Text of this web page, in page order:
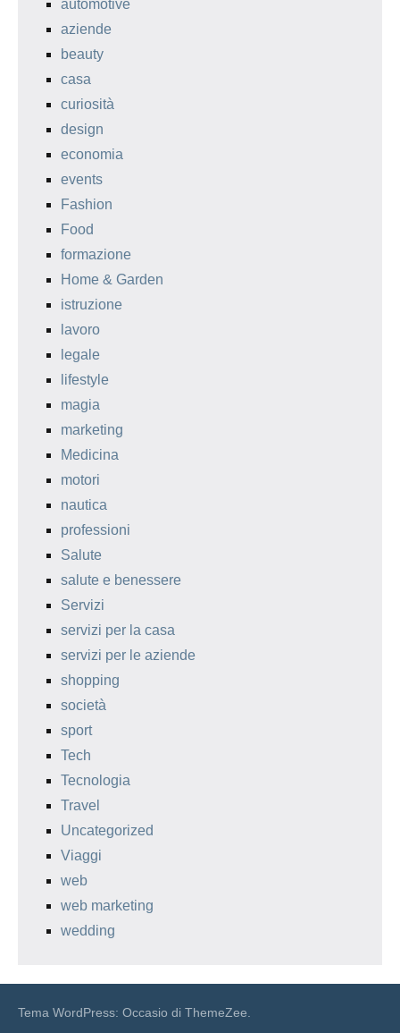
automotive
aziende
beauty
casa
curiosità
design
economia
events
Fashion
Food
formazione
Home & Garden
istruzione
lavoro
legale
lifestyle
magia
marketing
Medicina
motori
nautica
professioni
Salute
salute e benessere
Servizi
servizi per la casa
servizi per le aziende
shopping
società
sport
Tech
Tecnologia
Travel
Uncategorized
Viaggi
web
web marketing
wedding
Tema WordPress: Occasio di ThemeZee.